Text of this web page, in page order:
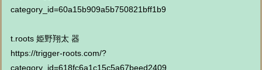
category_id=60a15b909a5b750821bff1b9
t.roots 姫野翔太 器
https://trigger-roots.com/?
category_id=618fc6a1c15c5a67beed2409